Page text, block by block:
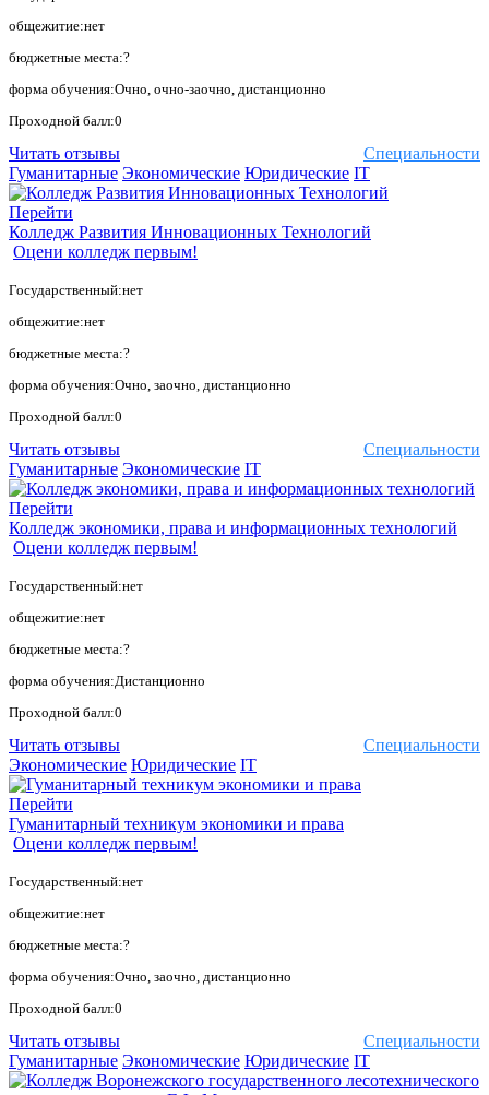
общежитие:нет
бюджетные места:?
форма обучения:Очно, очно-заочно, дистанционно
Проходной балл:0
Специальности
Читать отзывы
Гуманитарные Экономические Юридические IT
Перейти
Колледж Развития Инновационных Технологий
Оцени колледж первым!
Государственный:нет
общежитие:нет
бюджетные места:?
форма обучения:Очно, заочно, дистанционно
Проходной балл:0
Специальности
Читать отзывы
Гуманитарные Экономические IT
Перейти
Колледж экономики, права и информационных технологий
Оцени колледж первым!
Государственный:нет
общежитие:нет
бюджетные места:?
форма обучения:Дистанционно
Проходной балл:0
Специальности
Читать отзывы
Экономические Юридические IT
Перейти
Гуманитарный техникум экономики и права
Оцени колледж первым!
Государственный:нет
общежитие:нет
бюджетные места:?
форма обучения:Очно, заочно, дистанционно
Проходной балл:0
Специальности
Читать отзывы
Гуманитарные Экономические Юридические IT